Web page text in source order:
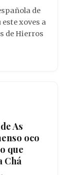
de
xoves a
de Hierros
As
oco
que
Chá